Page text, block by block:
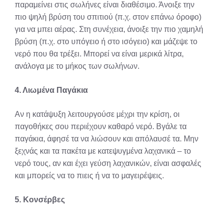
παραμείνει στις σωλήνες είναι διαθέσιμο. Άνοιξε την
πιο ψηλή βρύση του σπιτιού (π.χ. στον επάνω όροφο)
για να μπει αέρας. Στη συνέχεια, άνοιξε την πιο χαμηλή
βρύση (π.χ. στο υπόγειο ή στο ισόγειο) και μάζεψε το
νερό που θα τρέξει. Μπορεί να είναι μερικά λίτρα,
ανάλογα με το μήκος των σωλήνων.
4. Λιωμένα Παγάκια
Αν η κατάψυξη λειτουργούσε μέχρι την κρίση, οι
παγοθήκες σου περιέχουν καθαρό νερό. Βγάλε τα
παγάκια, άφησέ τα να λιώσουν και απόλαυσέ τα. Μην
ξεχνάς και τα πακέτα με κατεψυγμένα λαχανικά – το
νερό τους, αν και έχει γεύση λαχανικών, είναι ασφαλές
και μπορείς να το πιεις ή να το μαγειρέψεις.
5. Κονσέρβες